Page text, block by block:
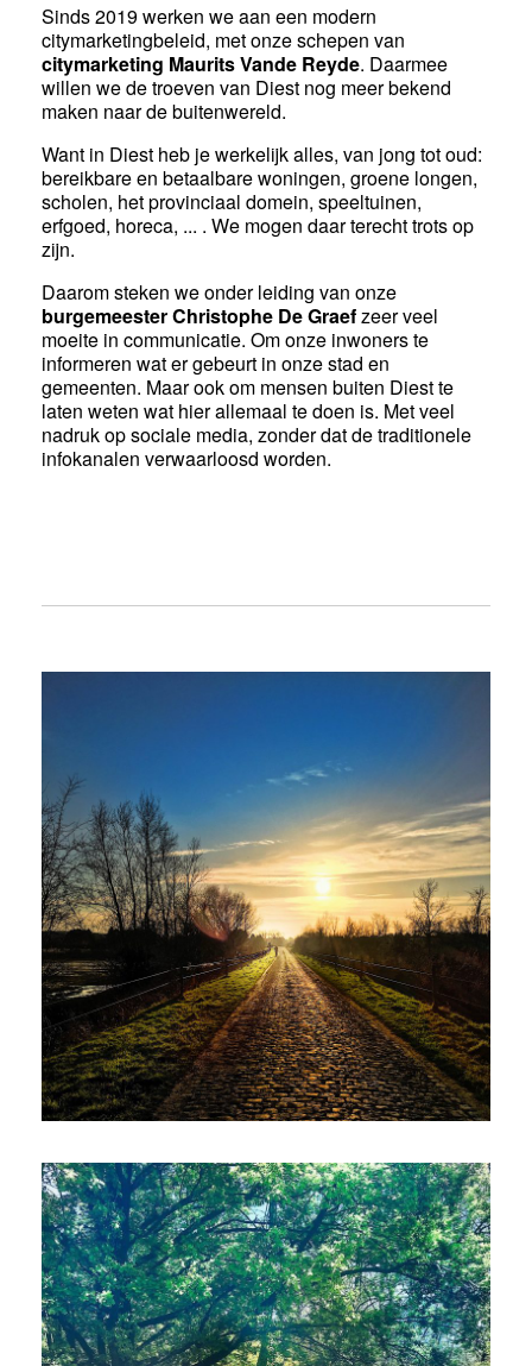
Sinds 2019 werken we aan een modern
citymarketingbeleid, met onze schepen van
citymarketing Maurits Vande Reyde. Daarmee
willen we de troeven van Diest nog meer bekend
maken naar de buitenwereld.
Want in Diest heb je werkelijk alles, van jong tot oud:
bereikbare en betaalbare woningen, groene longen,
scholen, het provinciaal domein, speeltuinen,
erfgoed, horeca, ... . We mogen daar terecht trots op
zijn.
Daarom steken we onder leiding van onze
burgemeester Christophe De Graefzeer veel
moeite in communicatie. Om onze inwoners te
informeren wat er gebeurt in onze stad en
gemeenten. Maar ook om mensen buiten Diest te
laten weten wat hier allemaal te doen is. Met veel
nadruk op sociale media, zonder dat de traditionele
infokanalen verwaarloosd worden.